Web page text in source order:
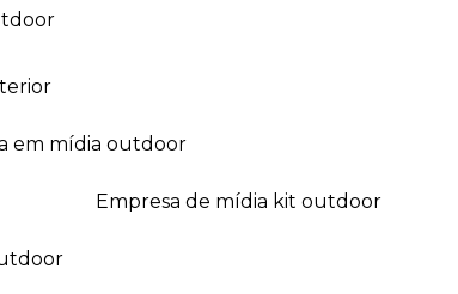
em mídia outdoor
empresa de mídia kit outdoor